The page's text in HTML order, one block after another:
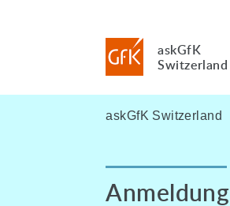
askGfK
Switzerland
askGfK Switzerland
Anmeldung